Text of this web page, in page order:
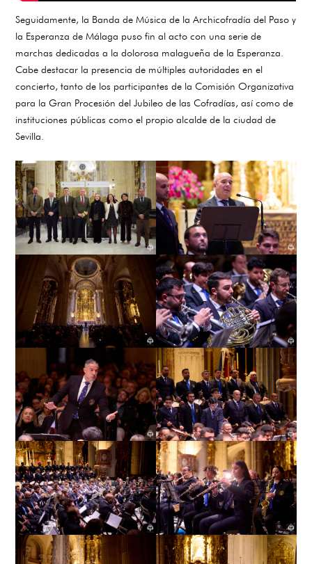
Seguidamente, la Banda de Música de la Archicofradía del Paso y
la Esperanza de Málaga puso fin al acto con una serie de
marchas dedicadas a la dolorosa malagueña de la Esperanza.
Cabe destacar la presencia de múltiples autoridades en el
concierto, tanto de los participantes de la Comisión Organizativa
para la Gran Procesión del Jubileo de las Cofradías, así como de
instituciones públicas como el propio alcalde de la ciudad de
Sevilla.